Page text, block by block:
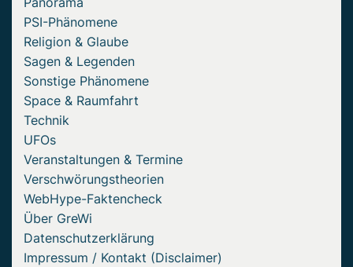
PSI-Phänomene
Religion & Glaube
Sagen & Legenden
Sonstige Phänomene
Space & Raumfahrt
Technik
UFOs
Veranstaltungen & Termine
Verschwörungstheorien
WebHype-Faktencheck
Über GreWi
Datenschutzerklärung
Impressum / Kontakt (Disclaimer)